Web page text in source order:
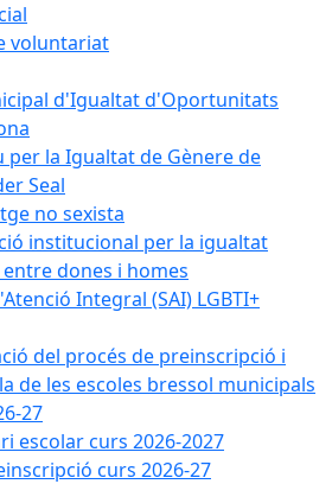
voluntariat
d'Igualtat d'Oportunitats
per la Igualtat de Gènere de
Seal
no sexista
institucional per la igualtat
dones i homes
Integral (SAI) LGBTI+
del procés de preinscripció i
de les escoles bressol municipals
27
escolar curs 2026-2027
curs 2026-27